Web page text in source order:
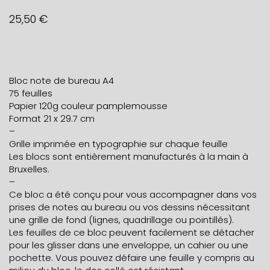
25,50 €
Bloc note de bureau A4
75 feuilles
Papier 120g couleur pamplemousse
Format 21 x 29.7 cm
–
Grille imprimée en typographie sur chaque feuille
Les blocs sont entièrement manufacturés à la main à
Bruxelles.
–
Ce bloc a été conçu pour vous accompagner dans vos
prises de notes au bureau ou vos dessins nécessitant
une grille de fond (lignes, quadrillage ou pointillés).
Les feuilles de ce bloc peuvent facilement se détacher
pour les glisser dans une enveloppe, un cahier ou une
pochette. Vous pouvez défaire une feuille y compris au